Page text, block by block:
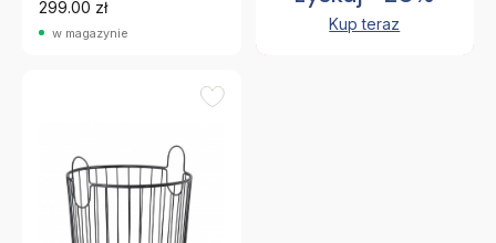
299.00 zł
w magazynie Kup teraz